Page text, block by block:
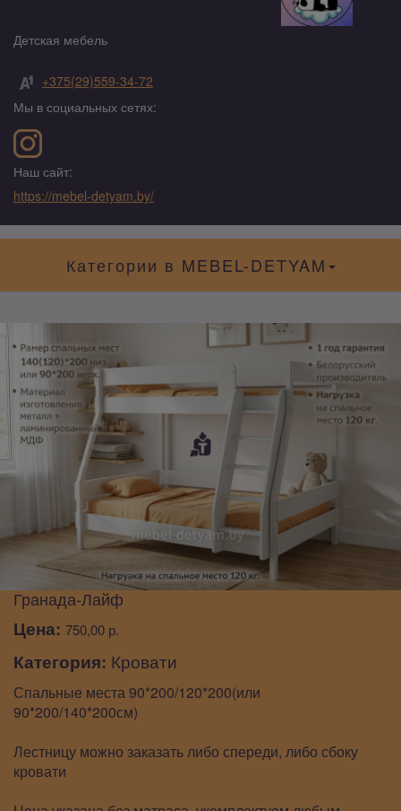
Детская мебель
+375(29)559-34-72
Мы в социальных сетях:
Наш сайт:
https://mebel-detyam.by/
Категории в MEBEL-DETYAM
Гранада-Лайф
Цена: 750,00 р.
Категория: Кровати
Спальные места 90*200/120*200(или
90*200/140*200см)
Лестницу можно заказать либо спереди, либо сбоку
кровати